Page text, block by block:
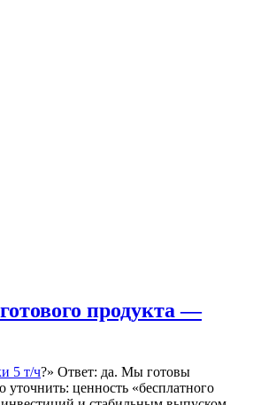
продукта —
5 т/ч?» Ответ: да. Мы готовы
ценность «бесплатного